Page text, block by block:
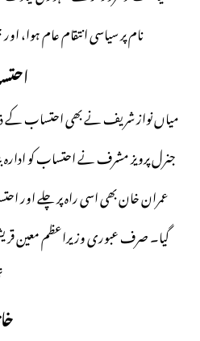
نام پر سیاسی انتقام عام ہوا،
میاں نواز شریف نے بھی احتساب کے
جنرل پرویز مشرف نے احتساب کو ادارہ
عمران خان بھی اسی راہ پر چلے اور
گیا۔ صرف عبوری وزیراعظم معین